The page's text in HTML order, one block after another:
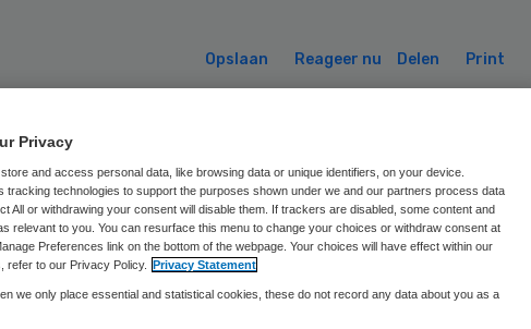
Opslaan Reageer nu Delen Print
Nederlanders
op
Privacy
and access personal data, like browsing data or unique identifiers, on your device.
tracking technologies to support the purposes shown under we and our partners process data
All or withdrawing your consent will disable them. If trackers are disabled, some content and
relevant to you. You can resurface this menu to change your choices or withdraw consent at
Preferences link on the bottom of the webpage. Your choices will have effect within our
refer to our Privacy Policy. Privacy Statement
we only place essential and statistical cookies, these do not record any data about you as a